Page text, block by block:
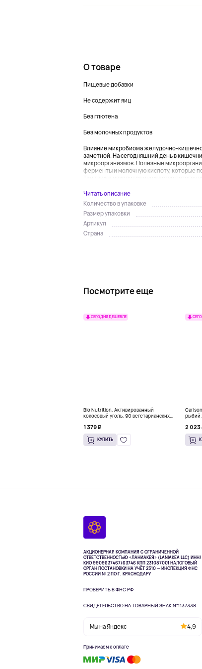
О товаре
Пищевые добавки
Не содержит яиц
Без глютена
Без молочных продуктов
Влияние микробиома желудочно-
заметной. На сегодняшний день в
микроорганизмов. Полезные
ферменты и молочную кислоту, которые
Там также находится множество
Читать описание
Количество в упаковке
Размер упаковки
Артикул
Страна
Посмотрите еще
СЕГОДНЯ ДЕШЕВЛЕ
Bio Nutrition, Активированный
кокосовый уголь, 90 вегетарианских
1 379 ₽
КУПИТЬ
рыбий
2 023
АКЦИОНЕРНАЯ КОМПАНИЯ С ОГРАНИЧЕННОЙ
ОТВЕТСТВЕННОСТЬЮ «ЛАНИАКЕЯ» (LANIAKEA LLC) ИНН/
КИО 9909637467/63746 КПП 231087001 НАЛОГОВЫЙ
ОРГАН ПОСТАНОВКИ НА УЧЁТ 2310 — ИНСПЕКЦИЯ ФНС
РОССИИ № 2 ПО Г. КРАСНОДАРУ
ПРОВЕРИТЬ В ФНС РФ
СВИДЕТЕЛЬСТВО НА ТОВАРНЫЙ ЗНАК №1137338
Мы на Яндекс 4,9
Принимаем к оплате